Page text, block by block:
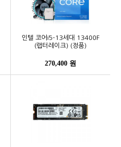
인텔 코어i5-13세대 13400F
(랩터레이크) (정품)
270,400 원